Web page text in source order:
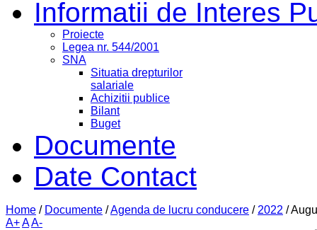
Informatii de Interes
Proiecte
Legea nr. 544/2001
SNA
Situatia drepturilor
salariale
Achizitii publice
Bilant
Buget
Documente
Date Contact
Home / Documente /Agenda de lucru conducere /2022 /
A+AA-